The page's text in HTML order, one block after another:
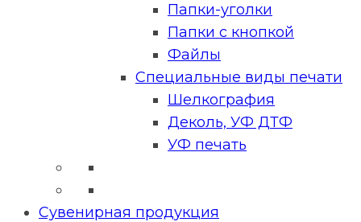
Папки-уголки
Папки с кнопкой
Файлы
Специальные виды печати
Шелкография
Деколь, УФ ДТФ
УФ печать
Сувенирная продукция